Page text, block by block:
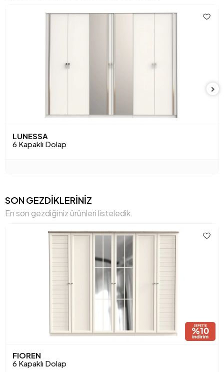
LUNESSA
6 Kapaklı Dolap
SON GEZDİKLERİNİZ
En son gezdiğiniz ürünleri listeledik.
FIOREN
6 Kapaklı Dolap